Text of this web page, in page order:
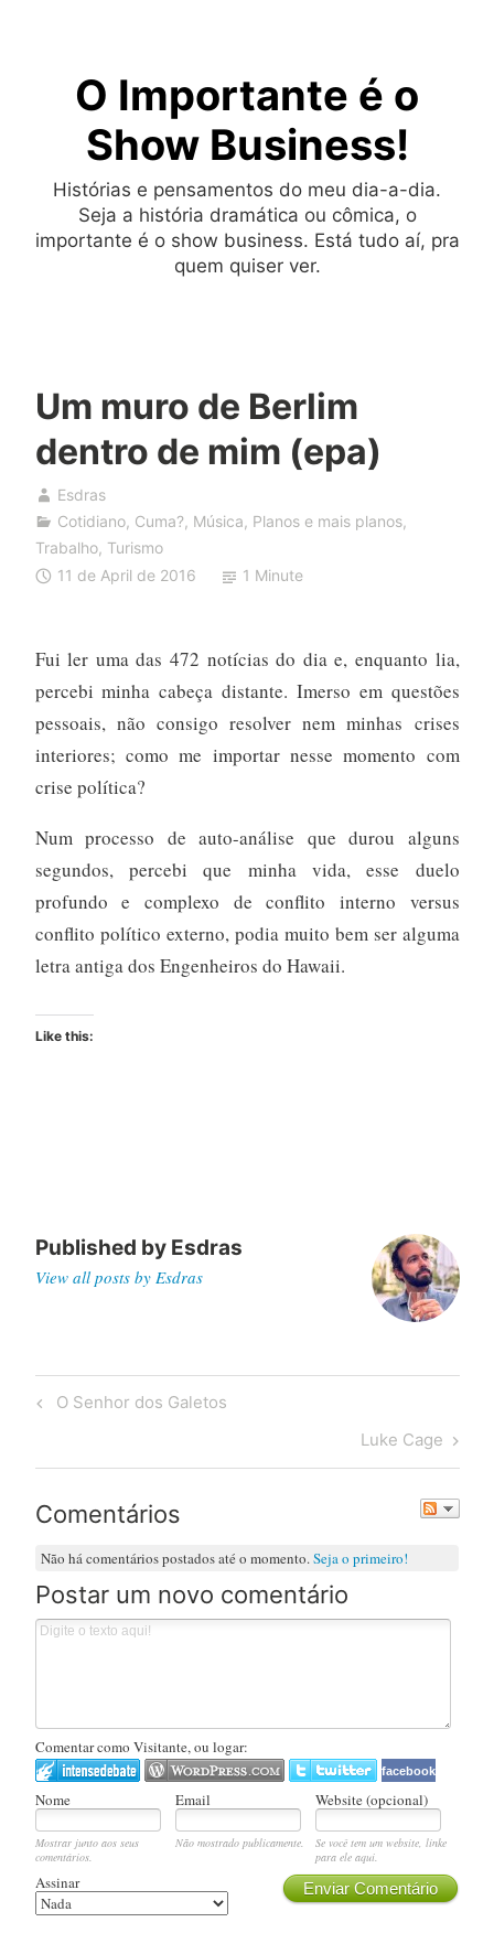
O Importante é o
Show Business!
Histórias e pensamentos do meu dia-a-dia.
Seja a história dramática ou cômica, o
importante é o show business. Está tudo aí, pra
quem quiser ver.
Um muro de Berlim
dentro de mim (epa)
Esdras
Cotidiano, Cuma?, Música, Planos e mais planos,
Trabalho, Turismo
11 de April de 2016
1 Minute
Fui ler uma das 472 notícias do dia e, enquanto lia,
percebi minha cabeça distante. Imerso em questões
pessoais, não consigo resolver nem minhas crises
interiores; como me importar nesse momento com
crise política?
Num processo de auto-análise que durou alguns
segundos, percebi que minha vida, esse duelo
profundo e complexo de conflito interno versus
conflito político externo, podia muito bem ser alguma
letra antiga dos Engenheiros do Hawaii.
Like this:
Published by Esdras
View all posts by Esdras
Post
Previous
O Senhor dos Galetos
Next
Post
Luke Cage
Comentários
Não há comentários postados até o momento.Seja o primeiro!
Postar um novo comentário
Comentar como Visitante, ou logar:
facebook
Nome Email Website (opcional)
Mostrar junto aos seus
comentários.
Não mostrado publicamente.
Se você tem um website, linke
para ele aqui.
Enviar Comentário
Assinar